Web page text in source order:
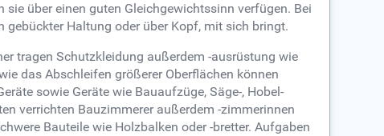
über einen guten Gleichgewichtssinn verfügen. Bei
Haltung oder über Kopf, mit sich bringt.
tragen Schutzkleidung außerdem -ausrüstung wie
das Abschleifen größerer Oberflächen können
sowie Geräte wie Bauaufzüge, Säge-, Hobel-
verrichten Bauzimmerer außerdem -zimmerinnen
Bauteile wie Holzbalken oder -bretter. Aufgaben